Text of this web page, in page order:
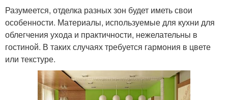
Разумеется, отделка разных зон будет иметь свои
особенности. Материалы, используемые для кухни для
облегчения ухода и практичности, нежелательны в
гостиной. В таких случаях требуется гармония в цвете
или текстуре.